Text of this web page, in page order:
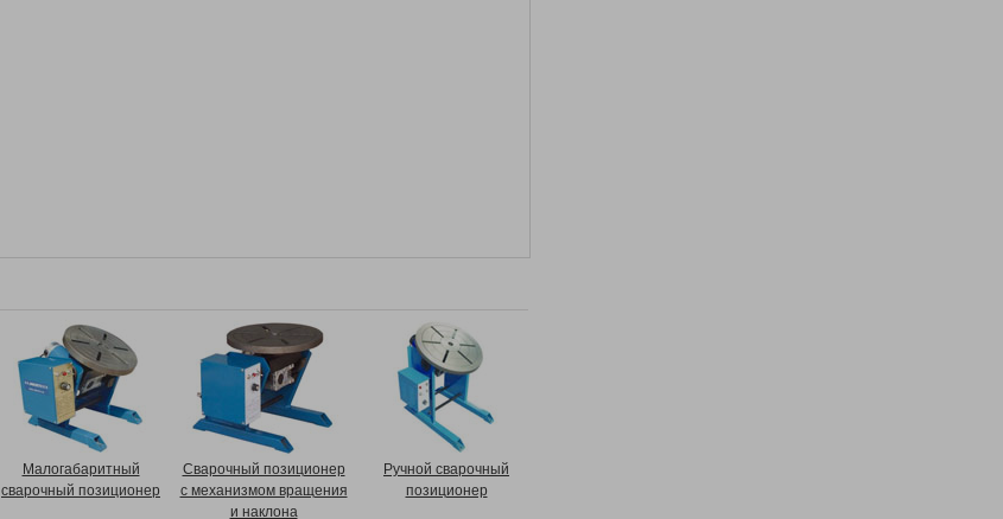
Малогабаритный
сварочный позиционер
Сварочный позиционер
с механизмом вращения
и наклона
Ручной сварочный
позиционер